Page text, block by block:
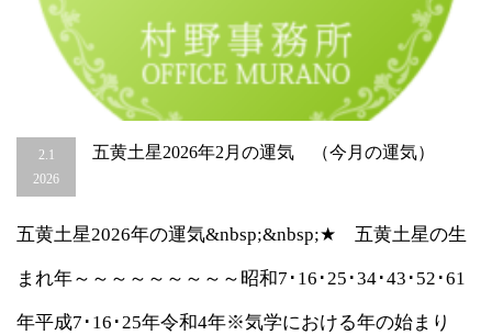
2.1
2026
五黄土星2026年2月の運気 （今月の運気）
五黄土星2026年の運気&nbsp;&nbsp;★ 五黄土星の生
まれ年～～～～～～～～～昭和7･16･25･34･43･52･61
年平成7･16･25年令和4年※気学における年の始まり